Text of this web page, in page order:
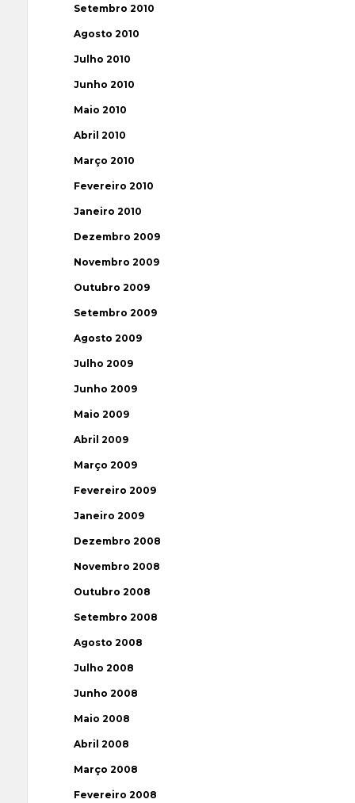
Setembro 2010
Agosto 2010
Julho 2010
Junho 2010
Maio 2010
Abril 2010
Março 2010
Fevereiro 2010
Janeiro 2010
Dezembro 2009
Novembro 2009
Outubro 2009
Setembro 2009
Agosto 2009
Julho 2009
Junho 2009
Maio 2009
Abril 2009
Março 2009
Fevereiro 2009
Janeiro 2009
Dezembro 2008
Novembro 2008
Outubro 2008
Setembro 2008
Agosto 2008
Julho 2008
Junho 2008
Maio 2008
Abril 2008
Março 2008
Fevereiro 2008